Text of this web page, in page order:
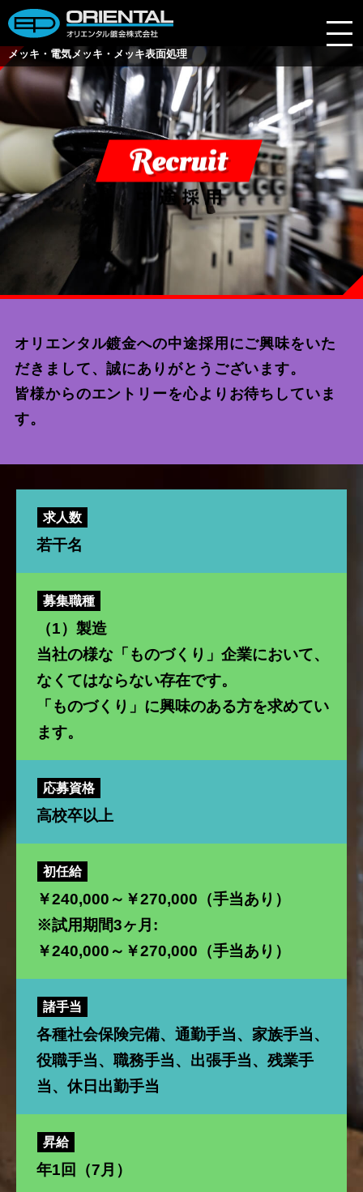
メッキ・電気メッキ・メッキ表面処理
会社案内
業務内容
製品情報
技術レポート
よくある質問
採用情報
ブログ
お問い合わせ
オリエンタル鍍金への中途採用にご興味をいた
だきまして、誠にありがとうございます。
皆様からのエントリーを心よりお待ちしていま
す。
求人数
若干名
募集職種
（1）製造
当社の様な「ものづくり」企業において、
なくてはならない存在です。
「ものづくり」に興味のある方を求めてい
ます。
応募資格
高校卒以上
初任給
￥240,000～￥270,000（手当あり）
※試用期間3ヶ月:
￥240,000～￥270,000（手当あり）
諸手当
各種社会保険完備、通勤手当、家族手当、
役職手当、職務手当、出張手当、残業手
当、休日出勤手当
昇給
年1回（7月）